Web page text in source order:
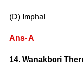
(D) Imphal
Ans- A
14. Wanakbori